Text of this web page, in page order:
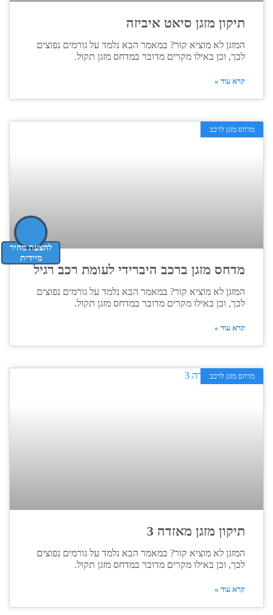
תיקון מזגן סיאט איביזה
המזגן לא מוציא קור? במאמר הבא נלמד על גורמים נפוצים
לכך, וכן באילו מקרים מדובר במדחס מזגן תקול.
קרא עוד »
מדחס מזגן לרכב
מדחס מזגן ברכב היברידי לעומת רכב רגיל
המזגן לא מוציא קור? במאמר הבא נלמד על גורמים נפוצים
לכך, וכן באילו מקרים מדובר במדחס מזגן תקול.
קרא עוד »
מדחס מזגן לרכב
תיקון מזגן מאזדה 3
המזגן לא מוציא קור? במאמר הבא נלמד על גורמים נפוצים
לכך, וכן באילו מקרים מדובר במדחס מזגן תקול.
קרא עוד »
להצעת מחיר
מיידית